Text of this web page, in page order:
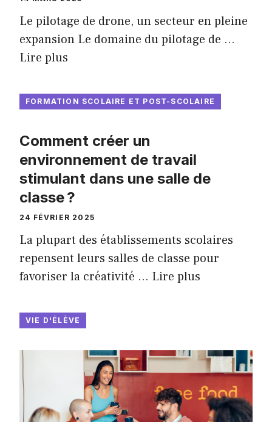
Le pilotage de drone, un secteur en pleine
expansion Le domaine du pilotage de …
Lire plus
FORMATION SCOLAIRE ET POST-SCOLAIRE
Comment créer un
environnement de travail
stimulant dans une salle de
classe ?
24 FÉVRIER 2025
La plupart des établissements scolaires
repensent leurs salles de classe pour
favoriser la créativité … Lire plus
VIE D'ÉLÈVE